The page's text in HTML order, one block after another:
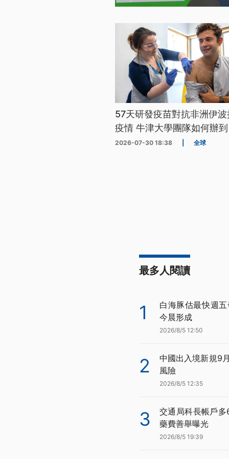
57天研發疫苗對抗非洲伊
疫情 牛津大學團隊如何辦
2026-07-30 18:38 全球
最多人閱讀
1
白海豚估最快週
今晨形成
2026/8/5 12:50
2
中國出入境新規9
風險
2026/8/5 12:35
3
交通局科長帳戶
藥費善舉曝光
2026/8/5 19:39